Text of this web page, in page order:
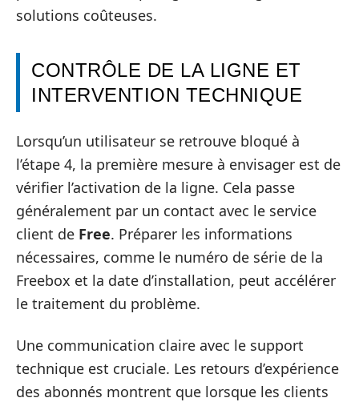
solutions coûteuses.
CONTRÔLE DE LA LIGNE ET
INTERVENTION TECHNIQUE
Lorsqu’un utilisateur se retrouve bloqué à
l’étape 4, la première mesure à envisager est de
vérifier l’activation de la ligne. Cela passe
généralement par un contact avec le service
client de Free. Préparer les informations
nécessaires, comme le numéro de série de la
Freebox et la date d’installation, peut accélérer
le traitement du problème.
Une communication claire avec le support
technique est cruciale. Les retours d’expérience
des abonnés montrent que lorsque les clients